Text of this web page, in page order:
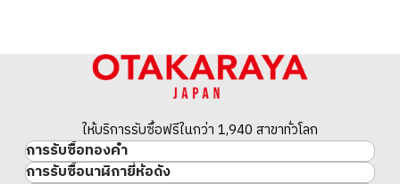
ให้บริการรับซื้อฟรีในกว่า 1,940 สาขาทั่วโลก
การรับซื้อทองคำ
ทองคำ
การรับซื้อนาฬิกายี่ห้อดัง